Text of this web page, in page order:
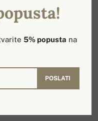
5% popusta na
POSLATI